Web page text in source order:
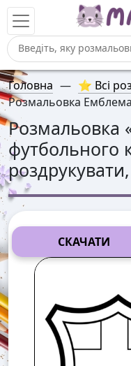
Головна — ⭐ Всі
Розмальовка
Розмальовка
футбольного
СКАЧАТИ